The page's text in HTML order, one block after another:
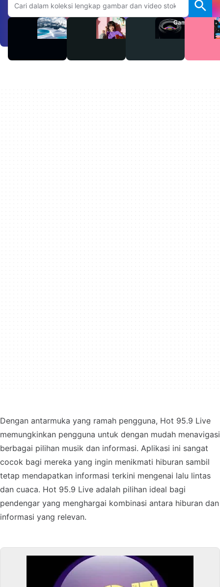
Video Audio Gambar
Dengan antarmuka yang ramah pengguna, Hot 95.9 Live
memungkinkan pengguna untuk dengan mudah menavigasi
berbagai pilihan musik dan informasi. Aplikasi ini sangat
cocok bagi mereka yang ingin menikmati hiburan sambil
tetap mendapatkan informasi terkini mengenai lalu lintas
dan cuaca. Hot 95.9 Live adalah pilihan ideal bagi
pendengar yang menghargai kombinasi antara hiburan dan
informasi yang relevan.